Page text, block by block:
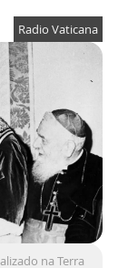
Radio Vaticana
na Terra